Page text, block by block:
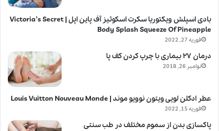
بادی اسپلش ویکتوریا سکرت اسکوئیز آف پاین اپل | Victoria’s Secret
Body Splash Squeeze Of Pineapple
فوریه 27, 2022
درمان ۲۷ بیماری با چرپ کردن کف پا
نوامبر 26, 2018
عطر ادکلن لویی ویتون نوویو موند | Louis Vuitton Nouveau Monde
فوریه 15, 2022
پاکسازی بدن از سموم مختلف در طب سنتی